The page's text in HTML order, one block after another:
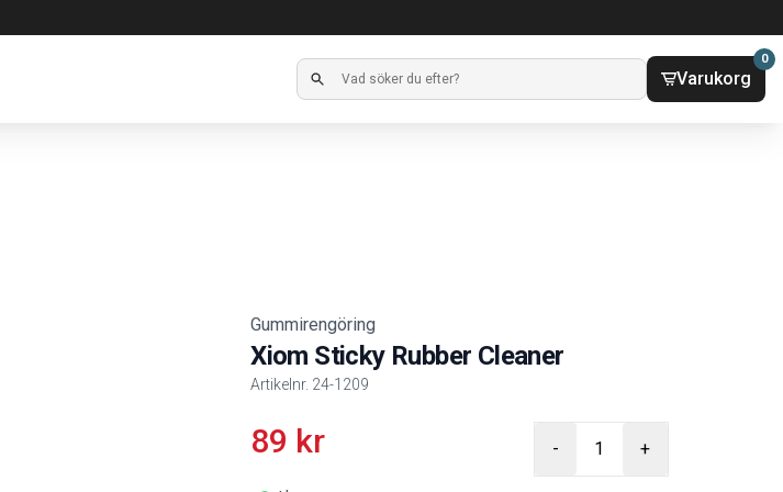
Varukorg
0
Gummirengöring
Xiom Sticky Rubber Cleaner
Artikelnr. 24-1209
Product information
89 kr - +